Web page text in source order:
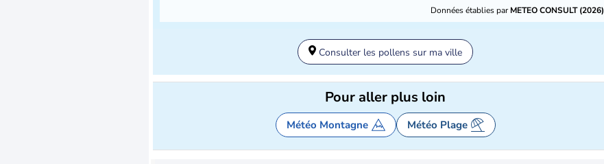
Données établies parMETEO CONSULT (2026)
Consulter les pollens sur ma ville
Pour aller plus loin
Météo Montagne Météo Plage